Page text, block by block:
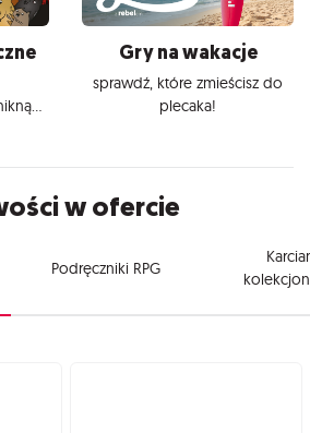
Gry na wakacje
sprawdź, które zmieścisz do
plecaka!
w ofercie
Podręczniki RPG